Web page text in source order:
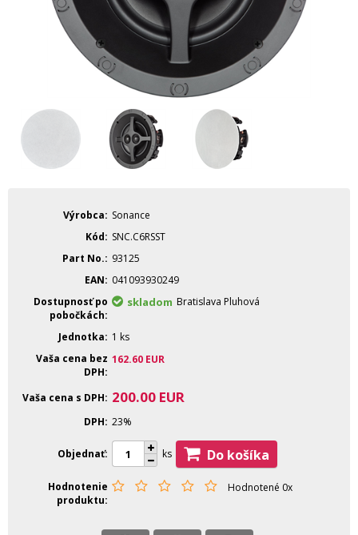
Výrobca
Sonance
Kód
SNC.C6RSST
Part No.
93125
EAN
041093930249
Dostupnosť po
pobočkách
skladom Bratislava Pluhová
Jednotka
1 ks
Vaša cena bez
DPH
162.60 EUR
Vaša cena s DPH 200.00 EUR
DPH 23%
Objednať ks Do košíka
Hodnotenie
produktu
Hodnotené 0x